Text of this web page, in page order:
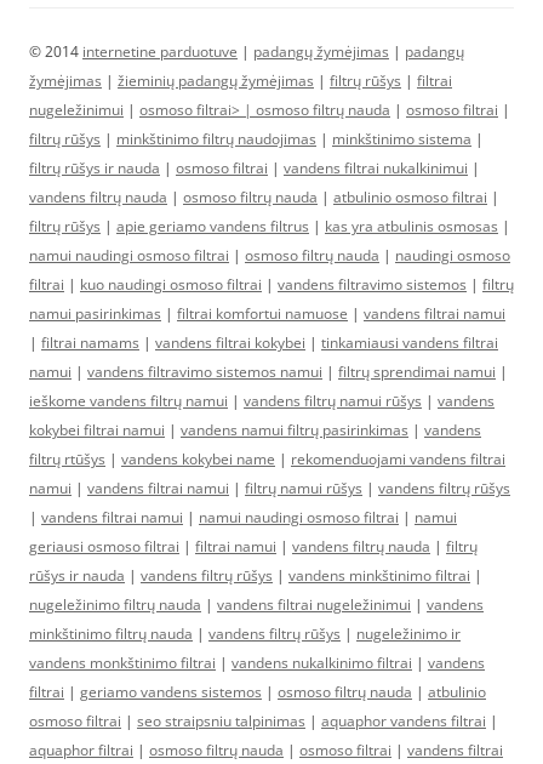
© 2014 internetine parduotuve | padangų žymėjimas | padangų
žymėjimas | žieminių padangų žymėjimas | filtrų rūšys | filtrai
nugeležinimui | osmoso filtrai> | osmoso filtrų nauda | osmoso filtrai |
filtrų rūšys | minkštinimo filtrų naudojimas | minkštinimo sistema |
filtrų rūšys ir nauda | osmoso filtrai | vandens filtrai nukalkinimui |
vandens filtrų nauda | osmoso filtrų nauda | atbulinio osmoso filtrai |
filtrų rūšys | apie geriamo vandens filtrus | kas yra atbulinis osmosas |
namui naudingi osmoso filtrai | osmoso filtrų nauda | naudingi osmoso
filtrai | kuo naudingi osmoso filtrai | vandens filtravimo sistemos | filtrų
namui pasirinkimas | filtrai komfortui namuose | vandens filtrai namui
| filtrai namams | vandens filtrai kokybei | tinkamiausi vandens filtrai
namui | vandens filtravimo sistemos namui | filtrų sprendimai namui |
ieškome vandens filtrų namui | vandens filtrų namui rūšys | vandens
kokybei filtrai namui | vandens namui filtrų pasirinkimas | vandens
filtrų rtūšys | vandens kokybei name | rekomenduojami vandens filtrai
namui | vandens filtrai namui | filtrų namui rūšys | vandens filtrų rūšys
| vandens filtrai namui | namui naudingi osmoso filtrai | namui
geriausi osmoso filtrai | filtrai namui | vandens filtrų nauda | filtrų
rūšys ir nauda | vandens filtrų rūšys | vandens minkštinimo filtrai |
nugeležinimo filtrų nauda | vandens filtrai nugeležinimui | vandens
minkštinimo filtrų nauda | vandens filtrų rūšys | nugeležinimo ir
vandens monkštinimo filtrai | vandens nukalkinimo filtrai | vandens
filtrai | geriamo vandens sistemos | osmoso filtrų nauda | atbulinio
osmoso filtrai | seo straipsniu talpinimas | aquaphor vandens filtrai |
aquaphor filtrai | osmoso filtrų nauda | osmoso filtrai | vandens filtrai